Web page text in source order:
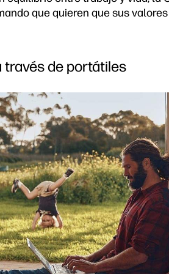
que quieren que sus
través de portátiles